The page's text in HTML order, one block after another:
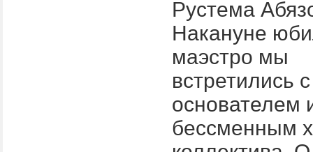
Рустема
Накануне
маэстро мы
встретились с
основателем
бессменным